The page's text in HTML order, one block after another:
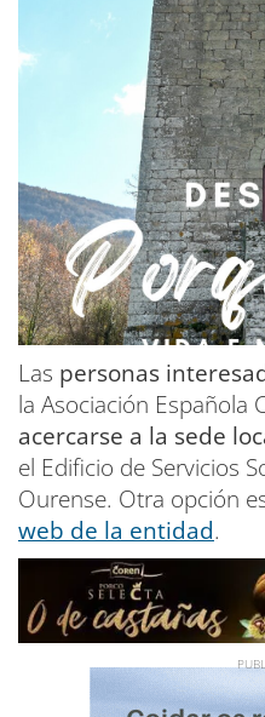
Las personas
la Asociación Española
acercarse a la sede
el Edificio de Servicios
Ourense. Otra opción
web de la entidad.